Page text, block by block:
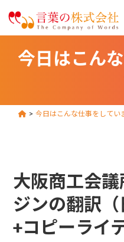
今日はこん
> 今日はこんな仕事をしてい
大阪商工会
ジンの翻訳
+コピーライ